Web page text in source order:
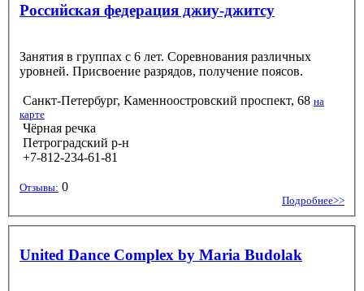
Российская федерация джиу-джитсу
Занятия в группах с 6 лет. Соревнования различных
уровней. Присвоение разрядов, получение поясов.
Санкт-Петербург, Каменноостровский проспект, 68 на
карте
Чёрная речка
Петроградский р-н
+7-812-234-61-81
Отзывы: 0
Подробнее>>
United Dance Complex by Maria Budolak